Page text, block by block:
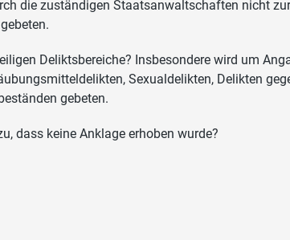
die zuständigen Staatsanwaltschaften nicht
Deliktsbereiche? Insbesondere wird um
Sexualdelikten, Delikten
gebeten.
dass keine Anklage erhoben wurde?